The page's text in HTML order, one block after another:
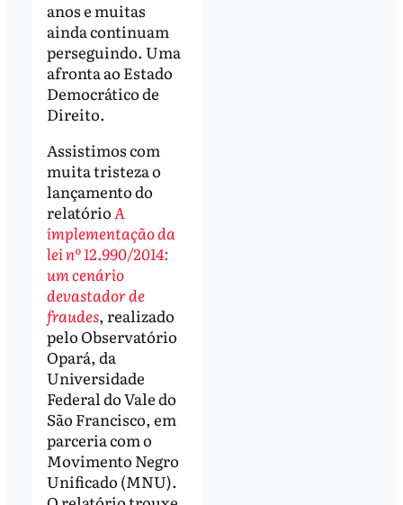
anos e muitas
ainda continuam
perseguindo. Uma
afronta ao Estado
Democrático de
Direito.
Assistimos com
muita tristeza o
lançamento do
relatório A
implementação da
lei nº 12.990/2014:
um cenário
devastador de
fraudes, realizado
pelo Observatório
Opará, da
Universidade
Federal do Vale do
São Francisco, em
parceria com o
Movimento Negro
Unificado (MNU).